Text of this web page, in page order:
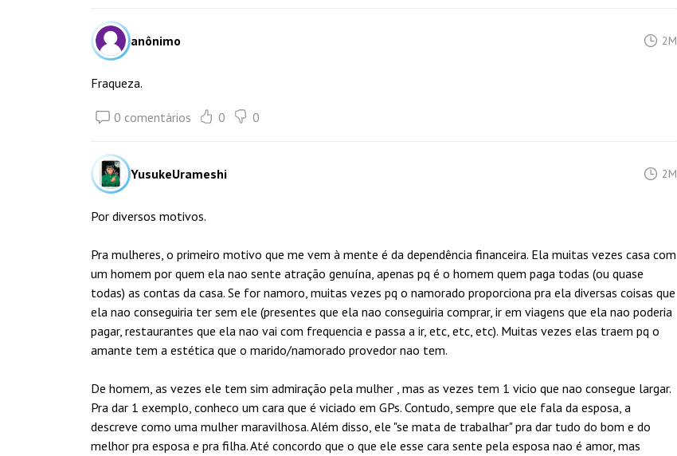
anônimo 2M
Fraqueza.
0 comentários 0 0
YusukeUrameshi 2M
Por diversos motivos.
Pra mulheres, o primeiro motivo que me vem à mente é da dependência financeira. Ela muitas vezes casa com
um homem por quem ela nao sente atração genuína, apenas pq é o homem quem paga todas (ou quase
todas) as contas da casa. Se for namoro, muitas vezes pq o namorado proporciona pra ela diversas coisas que
ela nao conseguiria ter sem ele (presentes que ela nao conseguiria comprar, ir em viagens que ela nao poderia
pagar, restaurantes que ela nao vai com frequencia e passa a ir, etc, etc, etc). Muitas vezes elas traem pq o
amante tem a estética que o marido/namorado provedor nao tem.
De homem, as vezes ele tem sim admiração pela mulher , mas as vezes tem 1 vicio que nao consegue largar.
Pra dar 1 exemplo, conheco um cara que é viciado em GPs. Contudo, sempre que ele fala da esposa, a
descreve como uma mulher maravilhosa. Além disso, ele "se mata de trabalhar" pra dar tudo do bom e do
melhor pra esposa e pra filha. Até concordo que o que ele esse cara sente pela esposa nao é amor, mas